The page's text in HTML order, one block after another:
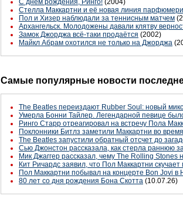
Стелла Маккартни и её новая линия
Пол и Хизер наблюдали за теннисным матчем
Архангельск. Молодожены давали клятву
Замок Джорджа всё-таки продаётся (2002)
Майкл Абрам охотился не только на Джорджа
Самые популярные новости
The Beatles переиздают Rubber Soul: новый
Умерла Бонни Тайлер. Легендарной певице
Ринго Старр отреагировал на встречу Пола
Поклонники Битлз заметили Маккартни во
The Beatles запустили обратный отсчет до
Сью Джонстон рассказала, как стерла раннюю
Мик Джаггер рассказал, чему The Rolling Stones
Кит Ричардс заявил, что Пол Маккартни скучает
Пол Маккартни побывал на концерте Bon Jovi в
80 лет со дня рождения Бона Скотта (10.07.26)